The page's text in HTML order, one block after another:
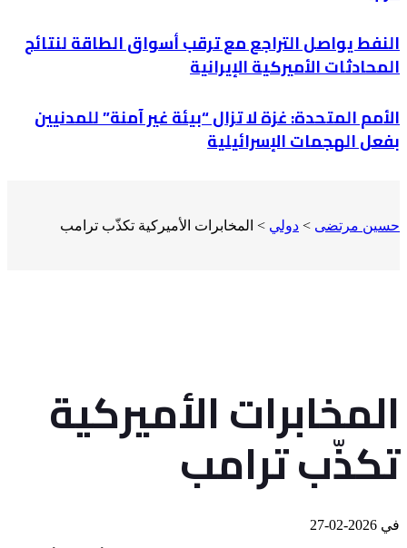
النفط يواصل التراجع مع ترقب أسواق الطاقة لنتائج
المحادثات الأميركية الإيرانية
الأمم المتحدة: غزة لا تزال “بيئة غير آمنة” للمدنيين
بفعل الهجمات الإسرائيلية
حسين مرتضى > دولي > المخابرات الأميركية تكذّب ترامب
المخابرات الأميركية
تكذّب ترامب
في